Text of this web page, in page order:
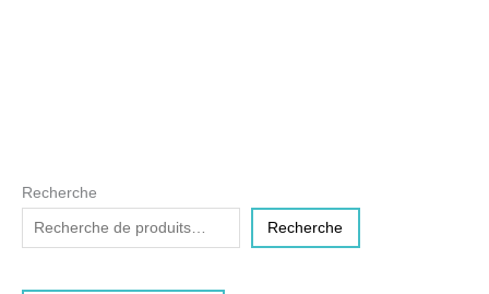
Recherche
Recherche